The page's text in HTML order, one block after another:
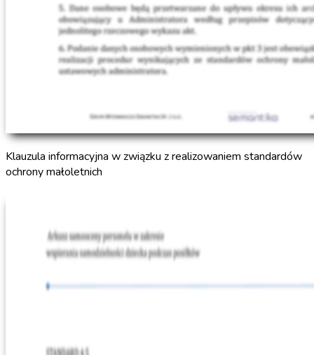
Klauzula informacyjna w związku z realizowaniem standardów
ochrony małoletnich